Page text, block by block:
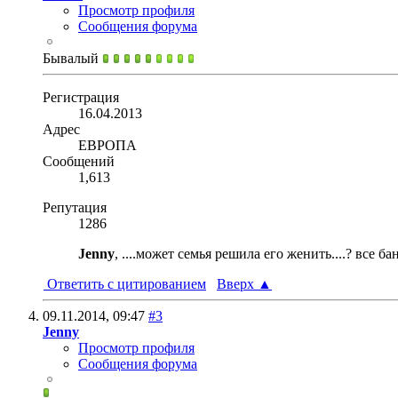
Просмотр профиля
Сообщения форума
Бывалый
Регистрация
16.04.2013
Адрес
ЕВРОПА
Сообщений
1,613
Репутация
1286
Jenny, ....может семья решила его женить....? все
Ответить с цитированием
Вверх ▲
09.11.2014, 09:47 #3
Jenny
Просмотр профиля
Сообщения форума